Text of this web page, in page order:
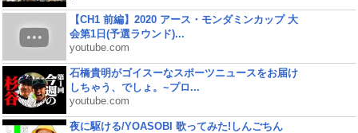
【CH1 前編】2020 アース・モンダミンカップ 大
会第1日(予選ラウンド)...
youtube.com
石橋貴明がゴイスーなスポーツニュースをお届け
しちゃう、でしょ。~プロ...
youtube.com
夜に駆ける/YOASOBI 歌ってみた!しんごちん